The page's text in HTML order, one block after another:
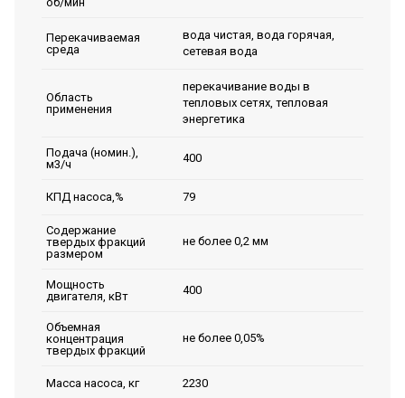
Перекачиваемая
среда
вода чистая, вода горячая,
сетевая вода
Область
применения
перекачивание воды в
тепловых сетях, тепловая
энергетика
Подача (номин.),
м3/ч
400
КПД насоса,% 79
Содержание
твердых фракций
размером
не более 0,2 мм
Мощность
двигателя, кВт
400
Объемная
концентрация
твердых фракций
не более 0,05%
Масса насоса, кг 2230